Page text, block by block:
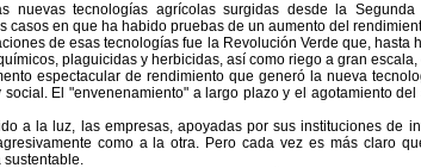
nuevas tecnologías agrícolas surgidas desde la
casos en que ha habido pruebas de un aumento del
de esas tecnologías fue la Revolución Verde que,
plaguicidas y herbicidas, así como riego a gran
espectacular de rendimiento que generó la nueva
El "envenenamiento" a largo plazo y el agotamiento
a la luz, las empresas, apoyadas por sus instituciones
como a la otra. Pero cada vez es más claro
sustentable.